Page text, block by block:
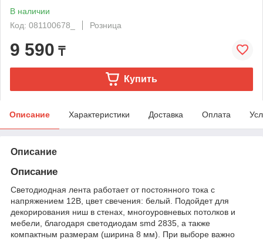
В наличии
Код: 081100678_
Розница
9 590 ₸
Купить
Описание Характеристики Доставка Оплата
Описание
Описание
Светодиодная лента работает от постоянного тока с
напряжением 12В, цвет свечения: белый. Подойдет для
декорирования ниш в стенах, многоуровневых потолков и
мебели, благодаря светодиодам smd 2835, а также
компактным размерам (ширина 8 мм). При выборе важно